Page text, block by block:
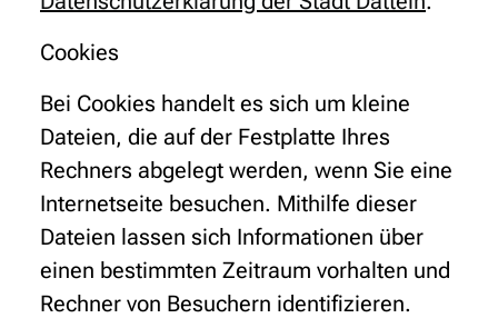
Cookies
Bei Cookies handelt es sich um kleine
Dateien, die auf der Festplatte Ihres
Rechners abgelegt werden, wenn Sie eine
Internetseite besuchen. Mithilfe dieser
Dateien lassen sich Informationen über
einen bestimmten Zeitraum vorhalten und
Rechner von Besuchern identifizieren.